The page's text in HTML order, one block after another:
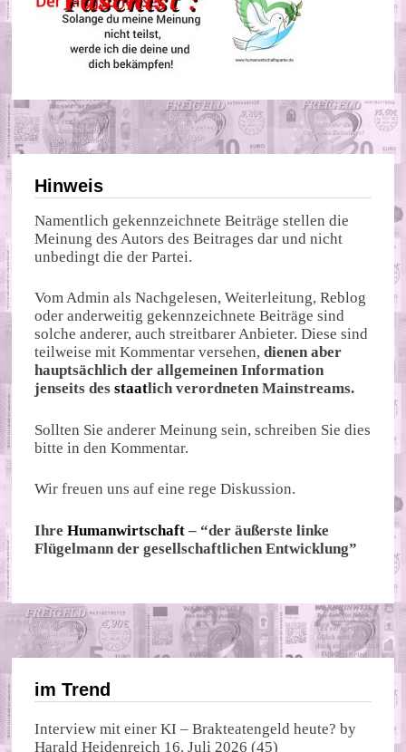
Hinweis
Namentlich gekennzeichnete Beiträge stellen die
Meinung des Autors des Beitrages dar und nicht
unbedingt die der Partei.
Vom Admin als Nachgelesen, Weiterleitung, Reblog
oder anderweitig gekennzeichnete Beiträge sind
solche anderer, auch streitbarer Anbieter. Diese sind
teilweise mit Kommentar versehen,dienen aber
hauptsächlich der allgemeinen Information
jenseits desstaatlich verordneten Mainstreams.
Sollten Sie anderer Meinung sein, schreiben Sie dies
bitte in den Kommentar.
Wir freuen uns auf eine rege Diskussion.
IhreHumanwirtschaft – “der äußerste linke
Flügelmann der gesellschaftlichen Entwicklung”
im Trend
Interview mit einer KI – Brakteatengeld heute? by
Harald Heidenreich 16. Juli 2026 (45)